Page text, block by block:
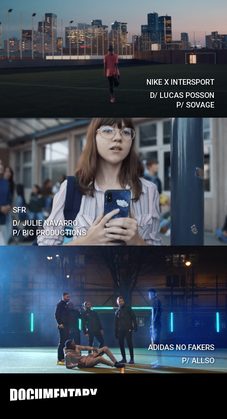
NIKE X INTERSPORT
D/ LUCAS POSSON
P/ SOVAGE
SFR
D/JULIE NAVARRO
P/BIG PRODUCTIONS
ADIDAS NO FAKERS
P/ALLSO